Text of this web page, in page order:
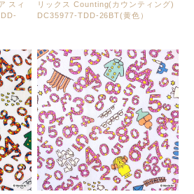
スィ
リックス Counting(カウンティング)
DC35977-TDD-26BT(黄色）